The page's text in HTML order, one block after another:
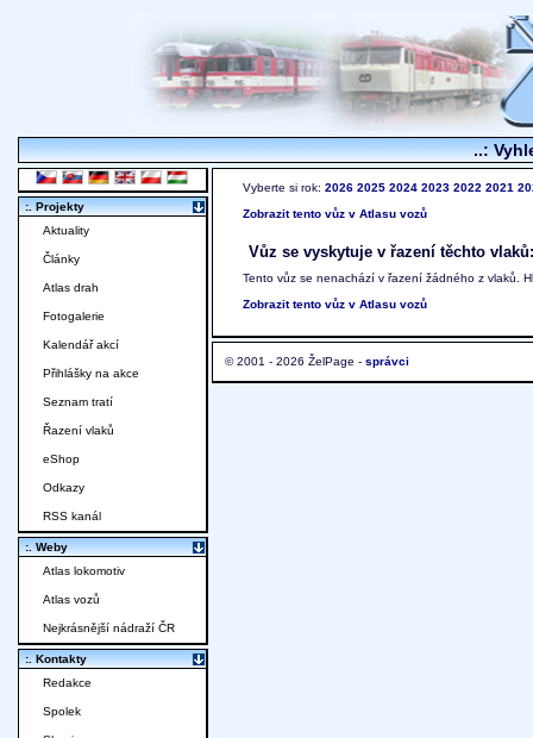
..:
Vyberte si rok: 2026 2025 2024 2023 2022 2021
Zobrazit tento vůz v Atlasu vozů
Vůz se vyskytuje v řazení těchto vlaků:
Tento vůz se nenachází v řazení žádného z vlaků.
Zobrazit tento vůz v Atlasu vozů
© 2001 - 2026 ŽelPage - správci
:. Projekty
Aktuality
Články
Atlas drah
Fotogalerie
Kalendář akcí
Přihlášky na akce
Seznam tratí
Řazení vlaků
eShop
Odkazy
RSS kanál
:. Weby
Atlas lokomotiv
Atlas vozů
Nejkrásnější nádraží ČR
:. Kontakty
Redakce
Spolek